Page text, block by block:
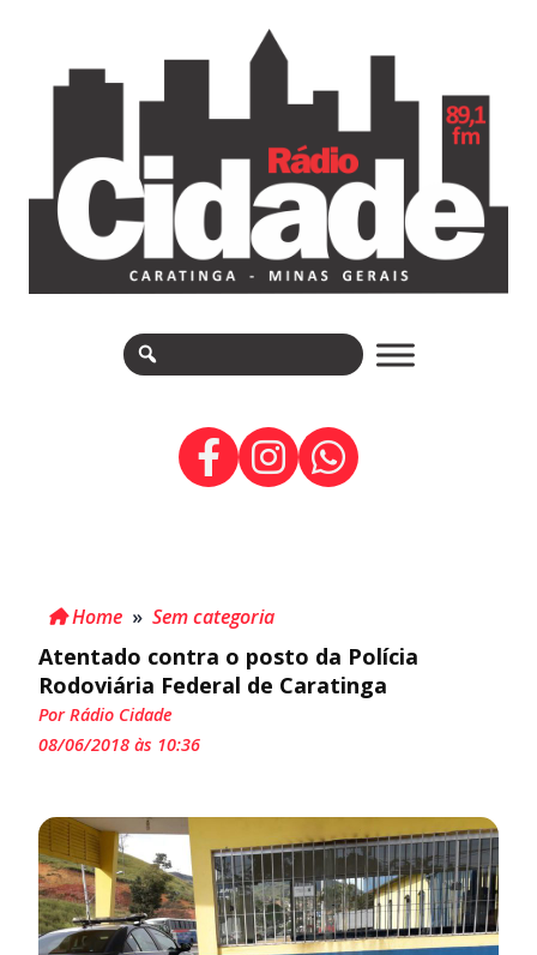
Home » Sem categoria
Atentado contra o posto da Polícia
Rodoviária Federal de Caratinga
Por Rádio Cidade
08/06/2018 às 10:36